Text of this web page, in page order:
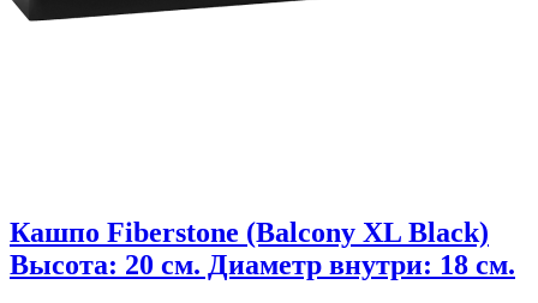
Кашпо Fiberstone (Balcony XL Black)
Высота: 20 см. Диаметр внутри: 18 см.